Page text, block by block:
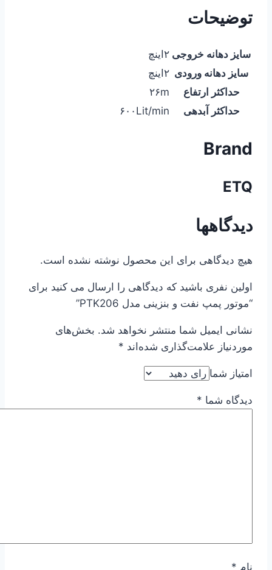
توضیحات
سایز دهانه خروجی ۲اینچ
سایز دهانه ورودی ۲اینچ
حداکثر ارتفاع
۲۶m
حداکثر آبدهی
۶۰۰Lit/min
Brand
ETQ
دیدگاهها
هیچ دیدگاهی برای این محصول نوشته نشده است.
اولین نفری باشید که دیدگاهی را ارسال می کنید برای
“موتور پمپ نفت و بنزینی مدل PTK206”
نشانی ایمیل شما منتشر نخواهد شد. بخش‌های
موردنیاز علامت‌گذاری شده‌اند *
امتیاز شما
دیدگاه شما *
نام *